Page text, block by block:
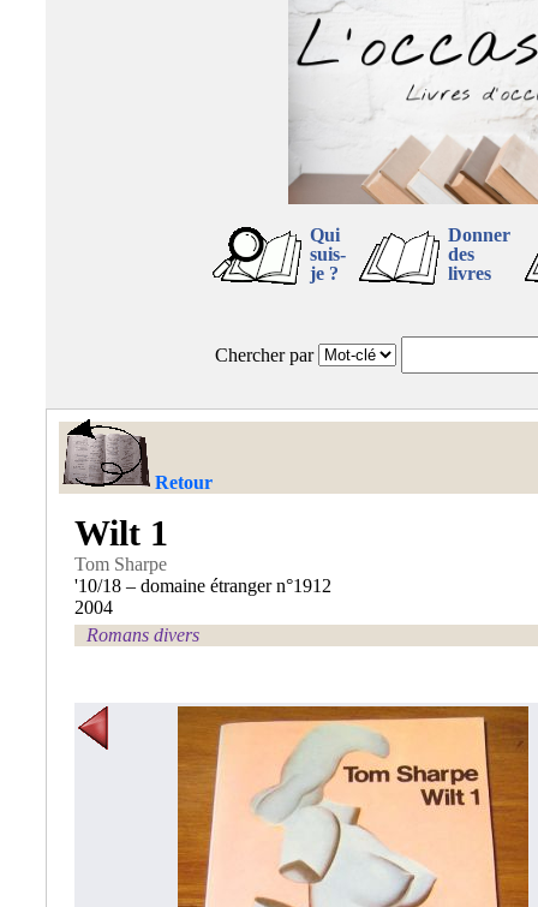
Qui
suis-
je ?
Donner
des
livres
Chercher par
Retour
Wilt 1
Tom Sharpe
'10/18 – domaine étranger n°1912
2004
Romans divers